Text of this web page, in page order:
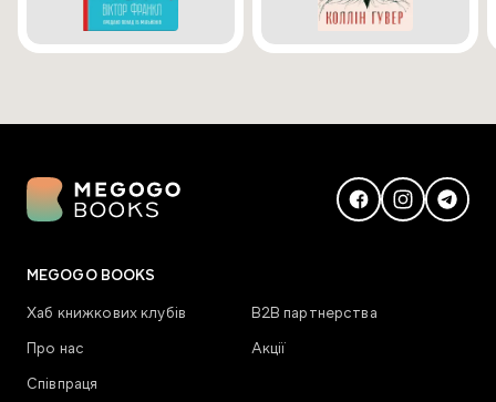
MEGOGO BOOKS
Хаб книжкових клубів
В2В партнерства
Про нас
Акції
Співпраця